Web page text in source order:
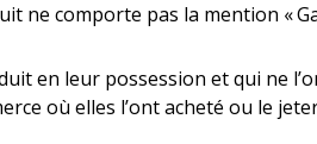
ne comporte pas la mention «
en leur possession et qui ne
où elles l’ont acheté ou le